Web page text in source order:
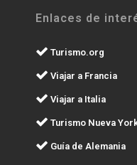
Enlaces de
Turismo.org
Viajar a Francia
Viajar a Italia
Turismo Nueva
Guía de Alemania